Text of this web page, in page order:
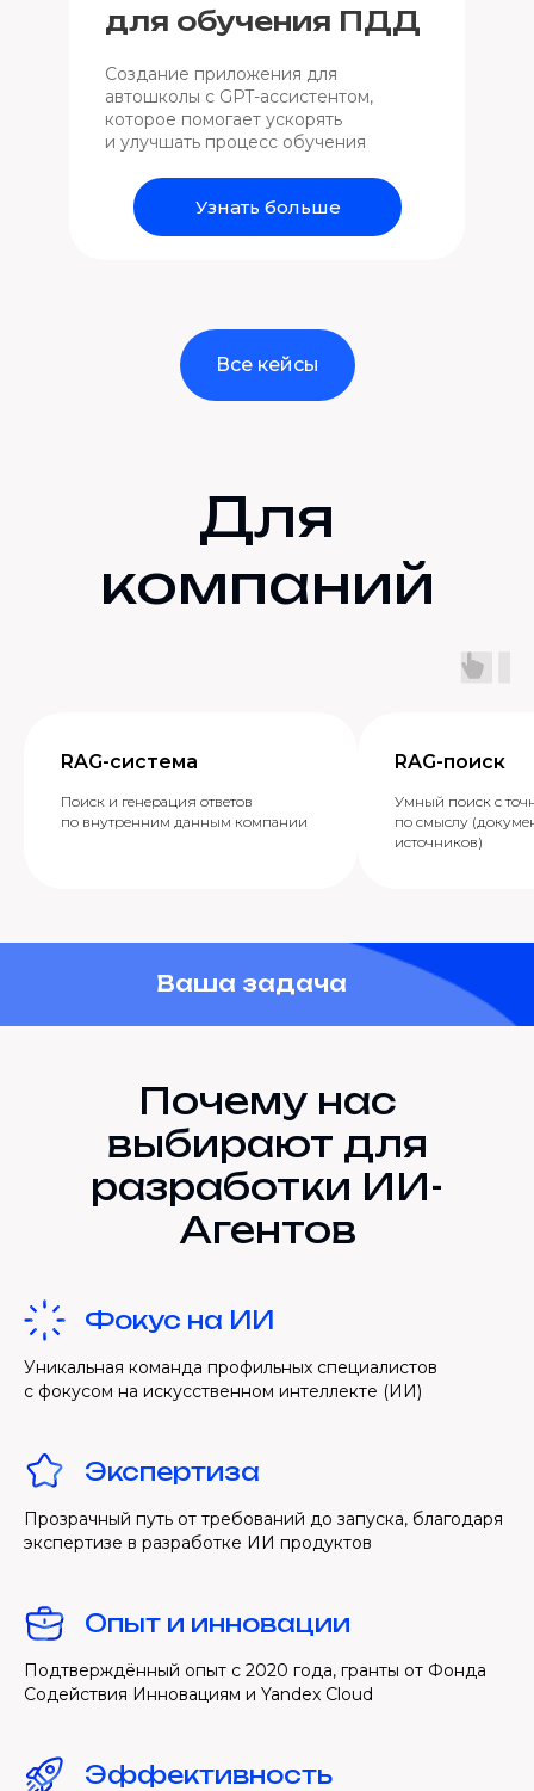
Создание приложения для
автошколы с GPT-ассистентом,
которое помогает ускорять
и улучшать процесс обучения
для обучения ПДД
Узнать больше
Все кейсы
Для
компаний
RAG-система
Поиск и генерация ответов
по внутренним данным компании
RAG-поиск
Умный поиск с
по смыслу
источников)
Ваша задача
Почему нас
выбирают для
разработки ИИ-
Агентов
Фокус на ИИ
Уникальная команда профильных специалистов
с фокусом на искусственном интеллекте (ИИ)
Экспертиза
Прозрачный путь от требований до запуска, благодаря
экспертизе в разработке ИИ продуктов
Опыт и инновации
Подтверждённый опыт с 2020 года, гранты от Фонда
Содействия Инновациям и Yandex Cloud
Эффективность